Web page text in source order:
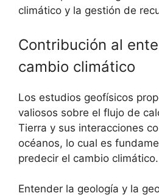
climático y la gestión de
Contribución al
cambio climático
Los estudios geofísicos
valiosos sobre el flujo de
Tierra y sus interacciones
océanos, lo cual es
predecir el cambio climático.
Entender la geología y la